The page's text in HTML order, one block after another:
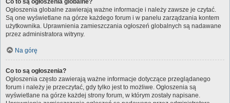
Co to są ogłoszenia globalne?
Ogłoszenia globalne zawierają ważne informacje i należy zawsze je czytać.
Są one wyświetlane na górze każdego forum i w panelu zarządzania kontem
użytkownika. Uprawnienia zamieszczania ogłoszeń globalnych są nadawane
przez administratora witryny.
Na górę
Co to są ogłoszenia?
Ogłoszenia często zawierają ważne informacje dotyczące przeglądanego
forum i należy je przeczytać, gdy tylko jest to możliwe. Ogłoszenia są
wyświetlane na górze każdej strony forum, w którym zostały napisane.